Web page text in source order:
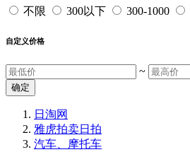
不限 300以下 300-1000
自定义价格
~
确定
日淘网
雅虎拍卖日拍
汽车、摩托车